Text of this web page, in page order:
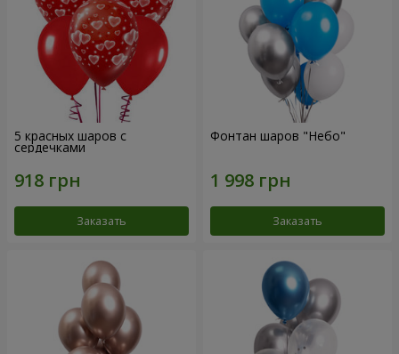
5 красных шаров с
сердечками
Заказать
Фонтан шаров "Небо"
Заказать